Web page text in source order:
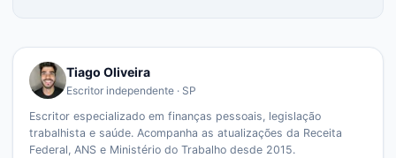
Tiago Oliveira
Escritor independente · SP
Escritor especializado em finanças pessoais, legislação
trabalhista e saúde. Acompanha as atualizações da Receita
Federal, ANS e Ministério do Trabalho desde 2015.